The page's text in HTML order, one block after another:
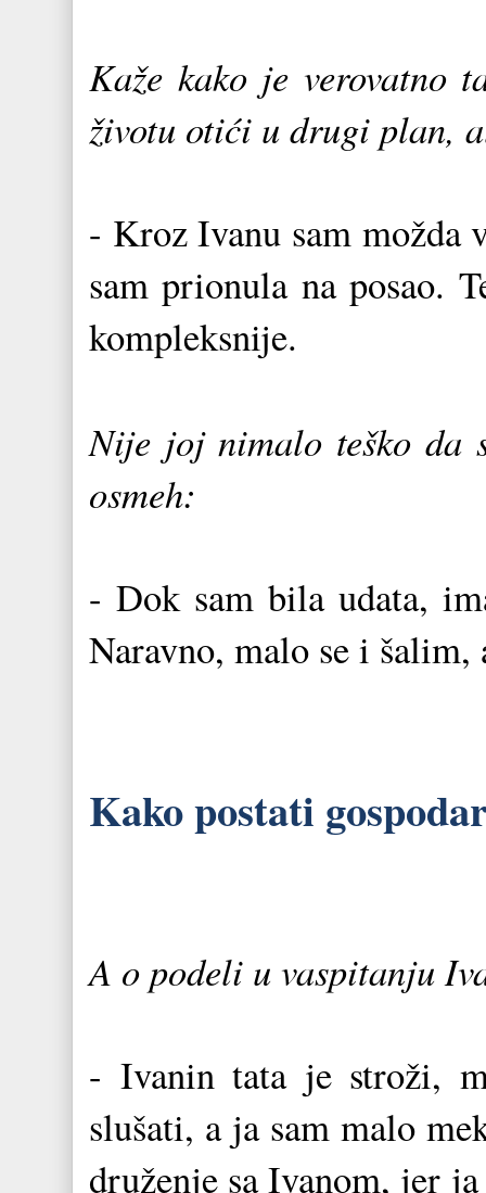
Kaže kako je verovatno
životu otići u drugi plan,
- Kroz Ivanu sam možda
sam prionula na posao.
kompleksnije.
Nije joj nimalo teško da
osmeh:
- Dok sam bila udata,
Naravno, malo se i
Kako postati
A o podeli u vaspitanju
- Ivanin tata je stroži,
slušati, a ja sam malo
druženje sa Ivanom, jer